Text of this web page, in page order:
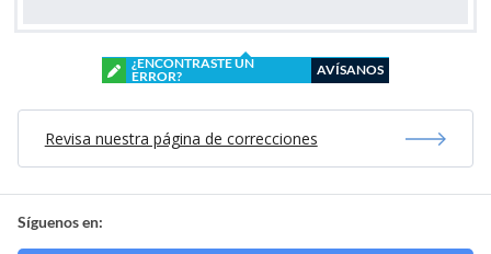
¿ENCONTRASTE UN
ERROR?
AVÍSANOS
Revisa nuestra página de correcciones
Síguenos en: